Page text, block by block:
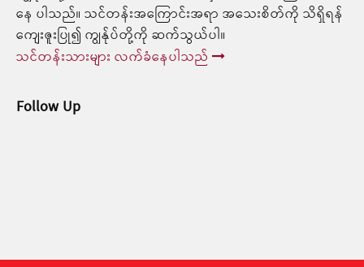
နေ ပါသည်။ သင်တန်းအကြောင်းအရာ အသေးစိတ်ကို သိရှိရန်
ကျေးဇူးပြု၍ ကျွန်ုပ်တို့ကို ဆက်သွယ်ပါ။
သင်တန်းသားများ လက်ခံနေပါသည်
Follow Up